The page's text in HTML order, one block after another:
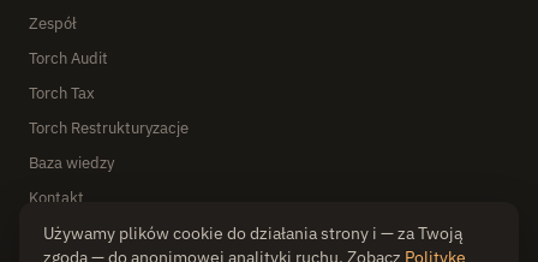
Zespół
Torch Audit
Torch Tax
Torch Restrukturyzacje
Baza wiedzy
Kontakt
Używamy plików cookie do działania strony i — za Twoją
zgodą — do anonimowej analityki ruchu. Zobacz Politykę